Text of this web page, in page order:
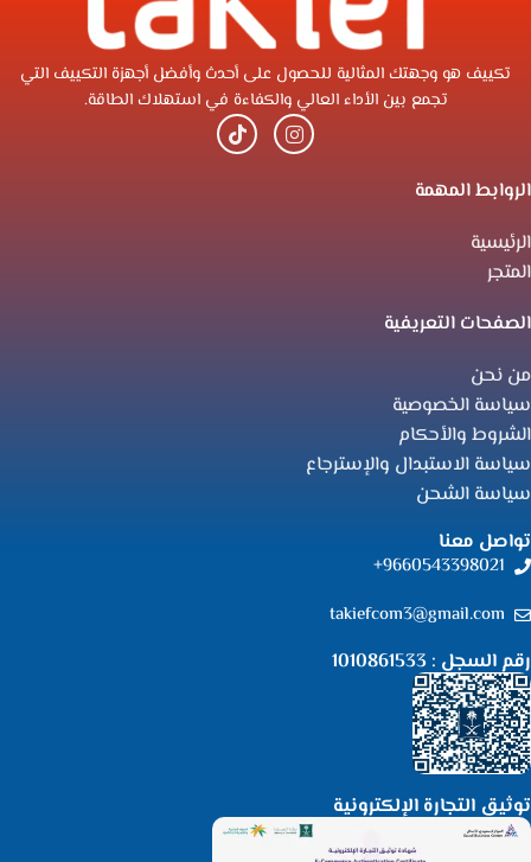
تكييف هو وجهتك المثالية للحصول على أحدث وأفضل أجهزة التكييف التي
تجمع بين الأداء العالي والكفاءة في استهلاك الطاقة.
الروابط المهمة
الرئيسية
المتجر
الصفحات التعريفية
من نحن
سياسة الخصوصية
الشروط والأحكام
سياسة الاستبدال والإسترجاع
سياسة الشحن
تواصل معنا
9660543398021+
takiefcom3@gmail.com
رقم السجل : 1010861533
توثيق التجارة الإلكترونية